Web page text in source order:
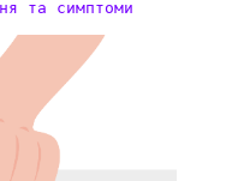
та симптоми